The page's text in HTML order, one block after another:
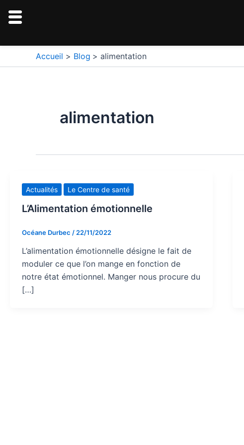
Accueil Blog alimentation
alimentation
Actualités Le Centre de santé
L’Alimentation émotionnelle
Océane Durbec / 22/11/2022
L’alimentation émotionnelle désigne le fait de
moduler ce que l’on mange en fonction de
notre état émotionnel. Manger nous procure du
[…]
Pagination
d’article